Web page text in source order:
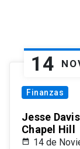
14
Finanzas
Jesse
Chapel Hill
14 de